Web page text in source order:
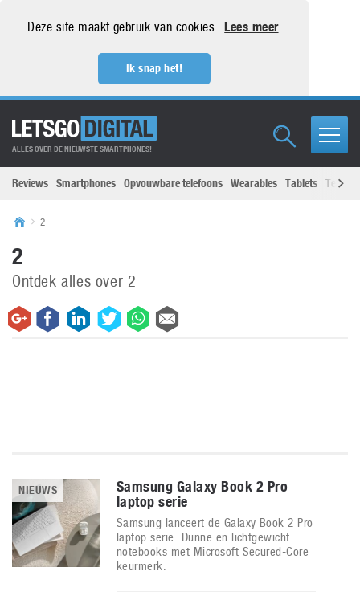
Deze site maakt gebruik van cookies. Lees meer
Ik snap het!
ALLES OVER DE NIEUWSTE SMARTPHONES!
Reviews Smartphones Opvouwbare telefoons Wearables Tablets
2
2
Ontdek alles over 2
NIEUWS
Samsung Galaxy Book 2 Pro
laptop serie
Samsung lanceert de Galaxy Book 2 Pro
laptop serie. Dunne en lichtgewicht
notebooks met Microsoft Secured-Core
keurmerk.